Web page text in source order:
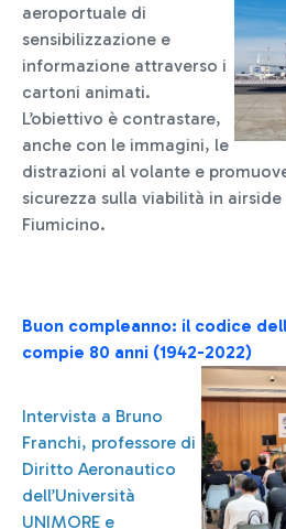
aeroportuale di
sensibilizzazione e
informazione attraverso i
cartoni animati.
L’obiettivo è contrastare,
anche con le immagini, le
distrazioni al volante e
sicurezza sulla viabilità in
Fiumicino.
Buon compleanno: il codice
compie 80 anni (1942-2022)
Intervista a Bruno
Franchi, professore di
Diritto Aeronautico
dell’Università
UNIMORE e